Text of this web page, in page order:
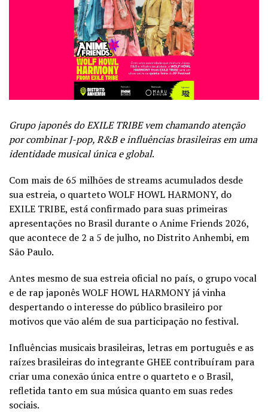
Grupo japonês do EXILE TRIBE vem chamando atenção
por combinar J-pop, R&B e influências brasileiras em uma
identidade musical única e global.
Com mais de 65 milhões de streams acumulados desde
sua estreia, o quarteto WOLF HOWL HARMONY, do
EXILE TRIBE, está confirmado para suas primeiras
apresentações no Brasil durante o Anime Friends 2026,
que acontece de 2 a 5 de julho, no Distrito Anhembi, em
São Paulo.
Antes mesmo de sua estreia oficial no país, o grupo vocal
e de rap japonês WOLF HOWL HARMONY já vinha
despertando o interesse do público brasileiro por
motivos que vão além de sua participação no festival.
Influências musicais brasileiras, letras em português e as
raízes brasileiras do integrante GHEE contribuíram para
criar uma conexão única entre o quarteto e o Brasil,
refletida tanto em sua música quanto em suas redes
sociais.